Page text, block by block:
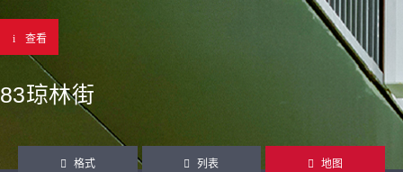
查看
83琼林街
格式 列表 地图